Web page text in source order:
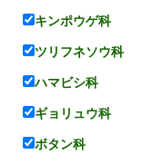
キンポウゲ科
ツリフネソウ科
ハマビシ科
ギョリュウ科
ボタン科